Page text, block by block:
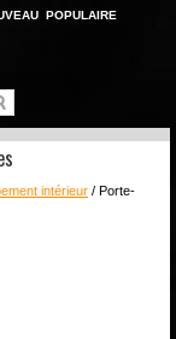
POPULAIRE
intérieur / Porte-